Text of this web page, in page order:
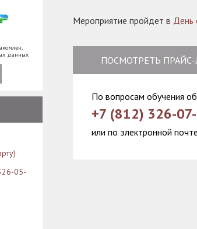
данных
05-
Мероприятие пройдет в День
ПОСМОТРЕТЬ
По вопросам обучения
+7 (812) 326-
или по электронной почте